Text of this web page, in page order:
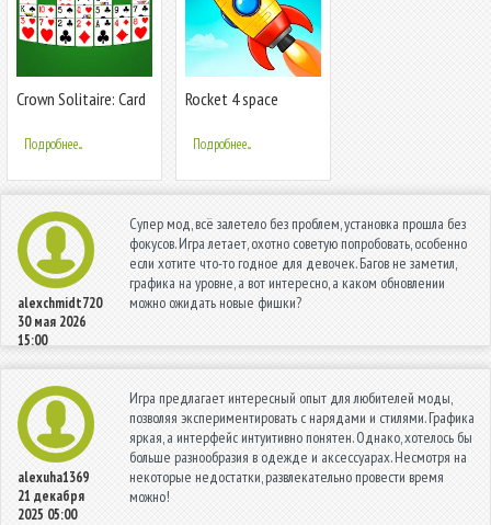
Crown Solitaire: Card
Подробнее...
Rocket 4 space
Подробнее...
alexchmidt720
30 мая 2026
15:00
Супер мод, всё залетело без проблем, установка прошла без
фокусов. Игра летает, охотно советую попробовать, особенно
если хотите что-то годное для девочек. Багов не заметил,
графика на уровне, а вот интересно, а каком обновлении
можно ожидать новые фишки?
alexuha1369
21 декабря
2025 05:00
Игра предлагает интересный опыт для любителей моды,
позволяя экспериментировать с нарядами и стилями. Графика
яркая, а интерфейс интуитивно понятен. Однако, хотелось бы
больше разнообразия в одежде и аксессуарах. Несмотря на
некоторые недостатки, развлекательно провести время
можно!